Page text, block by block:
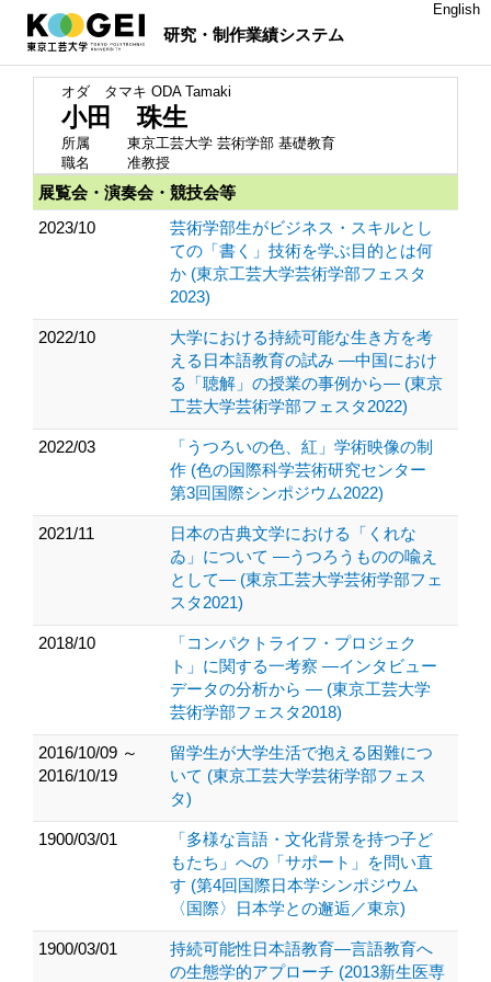
研究・制作業績システム
English
オダ タマキ ODA Tamaki
小田 珠生
所属
東京工芸大学 芸術学部 基礎教育
職名
准教授
展覧会・演奏会・競技会等
2023/10
芸術学部生がビジネス・スキルとし
ての「書く」技術を学ぶ目的とは何
か (東京工芸大学芸術学部フェスタ
2023)
2022/10
大学における持続可能な生き方を考
える日本語教育の試み ―中国におけ
る「聴解」の授業の事例から― (東京
工芸大学芸術学部フェスタ2022)
2022/03
「うつろいの色、紅」学術映像の制
作 (色の国際科学芸術研究センター
第3回国際シンポジウム2022)
2021/11
日本の古典文学における「くれな
ゐ」について ―うつろうものの喩え
として― (東京工芸大学芸術学部フェ
スタ2021)
2018/10
「コンパクトライフ・プロジェク
ト」に関する一考察 ―インタビュー
データの分析から ― (東京工芸大学
芸術学部フェスタ2018)
2016/10/09 ～
2016/10/19
留学生が大学生活で抱える困難につ
いて (東京工芸大学芸術学部フェス
タ)
1900/03/01
「多様な言語・文化背景を持つ子ど
もたち」への「サポート」を問い直
す (第4回国際日本学シンポジウム
〈国際〉日本学との邂逅／東京)
1900/03/01
持続可能性日本語教育―言語教育へ
の生態学的アプローチ (2013新生医専